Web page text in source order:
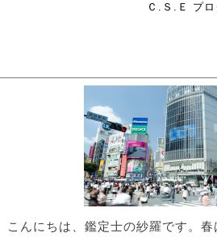
Ｃ.Ｓ.Ｅ プ
こんにちは、鑑定士の紗羅です。